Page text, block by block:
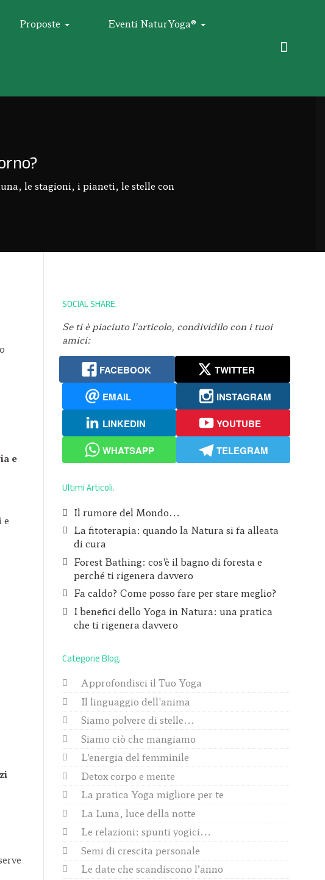
Proposte Eventi NaturYoga®
le stagioni, i pianeti, le stelle con
e
e
SOCIAL SHARE
Se ti è piaciuto l’articolo, condividilo con i tuoi
amici:
FACEBOOK
TWITTER
EMAIL
INSTAGRAM
LINKEDIN
YOUTUBE
WHATSAPP
TELEGRAM
Ultimi Articoli
Il rumore del Mondo...
La fitoterapia: quando la Natura si fa alleata
di cura
Forest Bathing: cos'è il bagno di foresta e
perché ti rigenera davvero
Fa caldo? Come posso fare per stare meglio?
I benefici dello Yoga in Natura: una pratica
che ti rigenera davvero
Categorie Blog
Approfondisci il Tuo Yoga
Il linguaggio dell'anima
Siamo polvere di stelle...
Siamo ciò che mangiamo
L'energia del femminile
Detox corpo e mente
La pratica Yoga migliore per te
La Luna, luce della notte
Le relazioni: spunti yogici...
Semi di crescita personale
Le date che scandiscono l’anno